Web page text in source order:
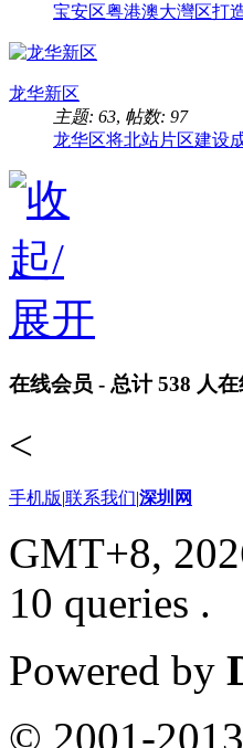
宝安区粤港澳大灣区打
龙华新区
主题: 63, 帖数: 97
龙华区将北站片区建设
在线会员 - 总计538 人
<
手机版|联系我们|深圳网
GMT+8,
10 queries .
Powered by
© 2001-